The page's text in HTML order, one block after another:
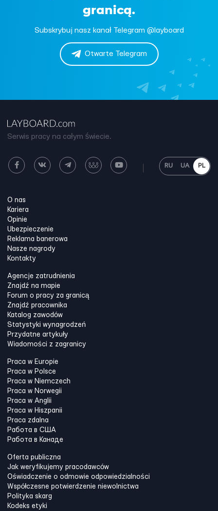
granicą.
Subskrybuj nasz kanał Telegram @layboard
Otwarte Telegram
Serwis pracy na całym świecie.
RU UA PL
O nas
Kariera
Opinie
Ubezpieczenie
Reklama banerowa
Nasze nagrody
Kontakty
Agencje zatrudnienia
Znajdź na mapie
Forum o pracy za granicą
Znajdź pracownika
Katalog zawodów
Statystyki wynagrodzeń
Przydatne artykuły
Wiadomości z zagranicy
Praca w Europie
Praca w Polsce
Praca w Niemczech
Praca w Norwegii
Praca w Anglii
Praca w Hiszpanii
Praca zdalna
Работа в США
Работа в Канадe
Oferta publiczna
Jak weryfikujemy pracodawców
Oświadczenie o odmowie odpowiedzialności
Współczesne potwierdzenie niewolnictwa
Polityka skarg
Kodeks etyki